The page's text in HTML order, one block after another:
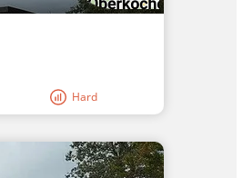
Hard